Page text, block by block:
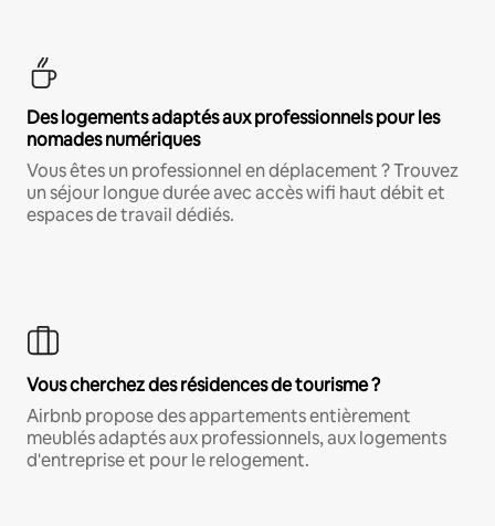
Des logements adaptés aux professionnels pour les
nomades numériques
Vous êtes un professionnel en déplacement ? Trouvez
un séjour longue durée avec accès wifi haut débit et
espaces de travail dédiés.
Vous cherchez des résidences de tourisme ?
Airbnb propose des appartements entièrement
meublés adaptés aux professionnels, aux logements
d'entreprise et pour le relogement.